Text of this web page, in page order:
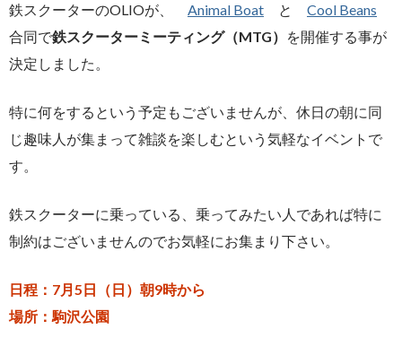
鉄スクーターのOLIOが、 Animal Boat と Cool Beans
合同で鉄スクーターミーティング（MTG） を開催する事が
決定しました。
特に何をするという予定もございませんが、休日の朝に同
じ趣味人が集まって雑談を楽しむという気軽なイベントで
す。
鉄スクーターに乗っている、乗ってみたい人であれば特に
制約はございませんのでお気軽にお集まり下さい。
日程：7月5日（日）朝9時から
場所：駒沢公園